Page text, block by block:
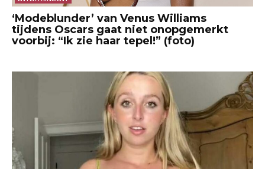
‘Modeblunder’ van Venus Williams
tijdens Oscars gaat niet onopgemerkt
voorbij: “Ik zie haar tepel!” (foto)